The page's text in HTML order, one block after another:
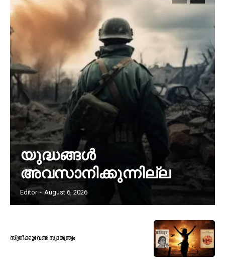
യുദ്ധങ്ങൾ
അവസാനിക്കുന്നില്ല
Editor - August 6, 2026
സ്ത്രീക്കുവേണ്ട സ്വാതന്ത്ര്യം